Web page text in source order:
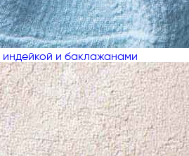
и баклажанами